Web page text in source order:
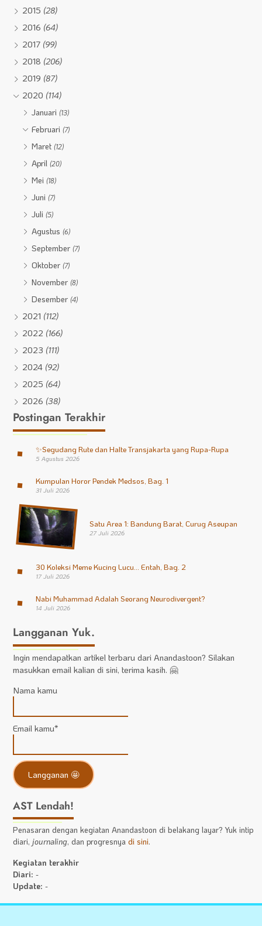
2015 (28)
2016 (64)
2017 (99)
2018 (206)
2019 (87)
2020 (114)
Januari(13)
Februari(7)
Maret(12)
April(20)
Mei(18)
Juni(7)
Juli(5)
Agustus(6)
September(7)
Oktober(7)
November(8)
Desember(4)
2021 (112)
2022 (166)
2023 (111)
2024 (92)
2025 (64)
2026 (38)
Postingan Terakhir
✨Segudang Rute dan Halte Transjakarta yang Rupa-Rupa
5 Agustus 2026
Kumpulan Horor Pendek Medsos, Bag. 1
31 Juli 2026
Satu Area 1: Bandung Barat, Curug Aseupan
27 Juli 2026
30 Koleksi Meme Kucing Lucu… Entah, Bag. 2
17 Juli 2026
Nabi Muhammad Adalah Seorang Neurodivergent?
14 Juli 2026
Langganan Yuk.
Ingin mendapatkan artikel terbaru dari Anandastoon? Silakan
masukkan email kalian di sini, terima kasih. 🤗
Nama kamu
Email kamu*
AST Lendah!
Penasaran dengan kegiatan Anandastoon di belakang layar? Yuk intip
diari, journaling, dan progresnyadi sini.
Kegiatan terakhir
Diari:-
Update:-
Statistik